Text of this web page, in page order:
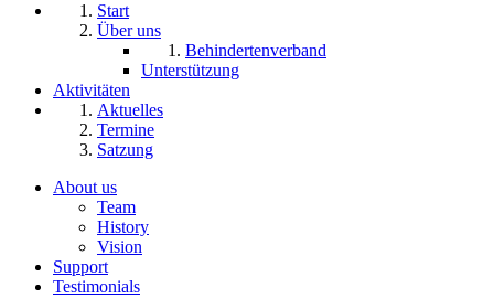
Start
Über uns
Behindertenverband
Unterstützung
Aktivitäten
Aktuelles
Termine
Satzung
About us
Team
History
Vision
Support
Testimonials